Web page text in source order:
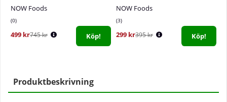
NOW Foods
0
499 kr745 kr Köp!
NOW Foods
3
299 kr395 kr Köp!
Produktbeskrivning